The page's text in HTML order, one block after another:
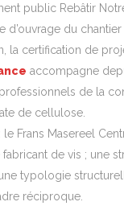
public Rebâtir
d’ouvrage du
la certification de
accompagne
de la
de cellulose.
le Frans Masereel
fabricant de vis ; une
typologie
réciproque.